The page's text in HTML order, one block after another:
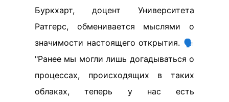
Буркхарт, доцент Университета
Ратгерс, обменивается мыслями о
значимости настоящего открытия. 🗣️
"Ранее мы могли лишь догадываться о
процессах, происходящих в таких
облаках, теперь у нас есть